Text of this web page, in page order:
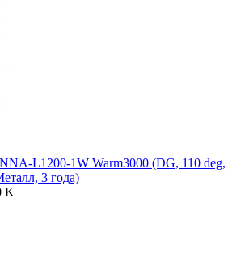
L1200-1W Warm3000 (DG, 110 deg,
3 года)
K